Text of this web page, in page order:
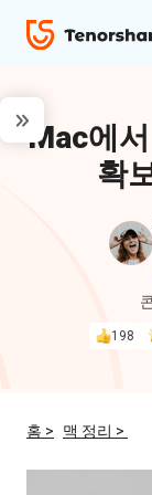
for iOS
iOS
Mac에
확
198
홈 > 맥 정리 >